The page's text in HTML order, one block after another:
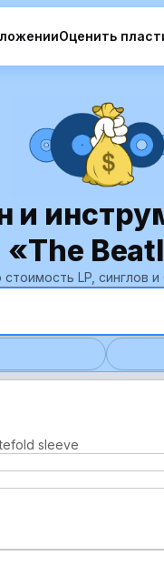
Оценить
и
LP, синглов и
sleeve